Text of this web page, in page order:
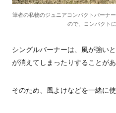
筆者の私物のジュニアコンパクトバーナ
ので、コンパクト
シングルバーナーは、風が強い
が消えてしまったりすることがあ
そのため、風よけなどを一緒に